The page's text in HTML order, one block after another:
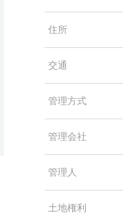
住所
交通
管理方式
管理会社
管理人
土地権利